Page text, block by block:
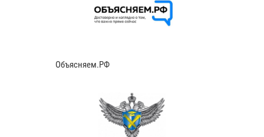
Объясняем.РФ